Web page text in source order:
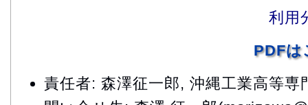
利用
PDFは
責任者: 森澤征一郎, 沖縄工業高等専